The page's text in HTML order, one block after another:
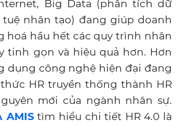
Big Data (phân tích dữ
tuệ nhân tạo) đang giúp doanh
hoá hầu hết các quy trình nhân
tinh gọn và hiệu quả hơn. Hơn
dụng công nghệ hiện đại đang
HR truyền thống thành HR
mới của ngành nhân sự.
AMIStìm hiểu chi tiết HR 4.0 là